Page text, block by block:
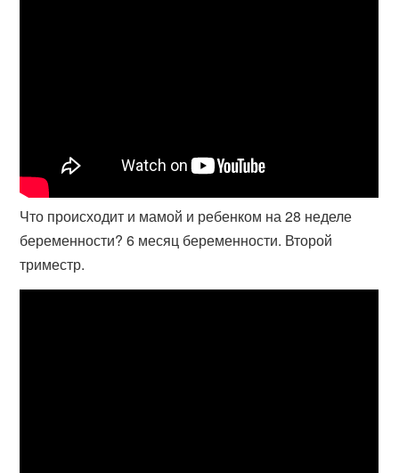
Что происходит и мамой и ребенком на 28 неделе
беременности? 6 месяц беременности. Второй
триместр.